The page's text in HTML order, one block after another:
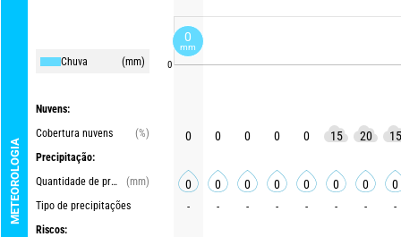
METEOROLOGIA
Chuva (mm)
Nuvens:
Cobertura nuvens
(%)
Precipitação:
Quantidade de precipitações
(mm)
Tipo de precipitações
Riscos:
0
0 0 0 0 0 15 20 15
0 0 0 0 0 0 0 0
- - - - - - - -
0
mm